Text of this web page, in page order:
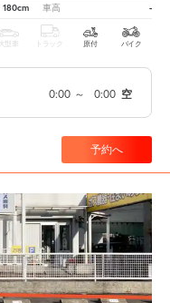
180cm 車高 -
大型車 トラック 原付 バイク
0:00 ～ 0:00 空
予約へ